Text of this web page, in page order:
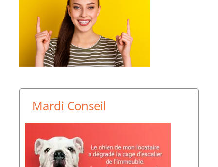
Mardi Conseil